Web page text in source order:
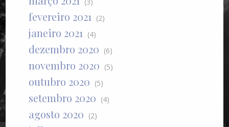
(3)
fevereiro 2021 (2)
janeiro 2021 (4)
dezembro 2020 (6)
novembro 2020 (5)
outubro 2020 (5)
setembro 2020 (4)
agosto 2020 (2)